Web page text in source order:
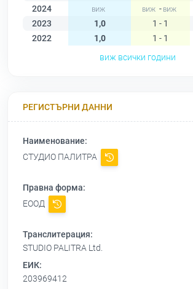
2024
-
2023
1,0 1 - 1
2022
1,0 1 - 1
виж всички години
РЕГИСТЪРНИ ДАННИ
Наименование:
СТУДИО ПАЛИТРА
Правна форма:
ЕООД
Транслитерация:
STUDIO PALITRA Ltd.
ЕИК:
203969412